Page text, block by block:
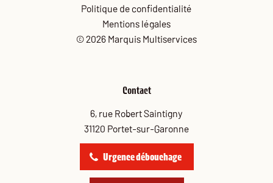
Politique de confidentialité
Mentions légales
© 2026 Marquis Multiservices
Contact
6, rue Robert Saintigny
31120 Portet-sur-Garonne
Urgence débouchage